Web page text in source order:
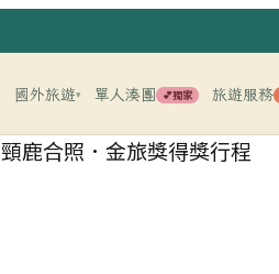
國外旅遊▾ 單人湊團 💕獨家 旅遊服務
鹿合照．金旅獎得獎行程